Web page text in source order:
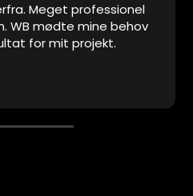
Meget professionel
WB mødte mine behov
for mit projekt.